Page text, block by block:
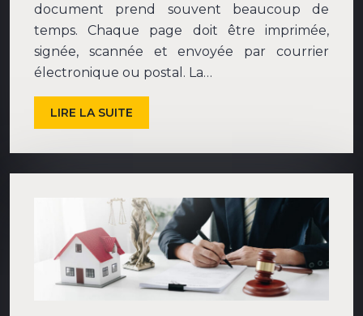
document prend souvent beaucoup de
temps. Chaque page doit être imprimée,
signée, scannée et envoyée par courrier
électronique ou postal. La…
LIRE LA SUITE